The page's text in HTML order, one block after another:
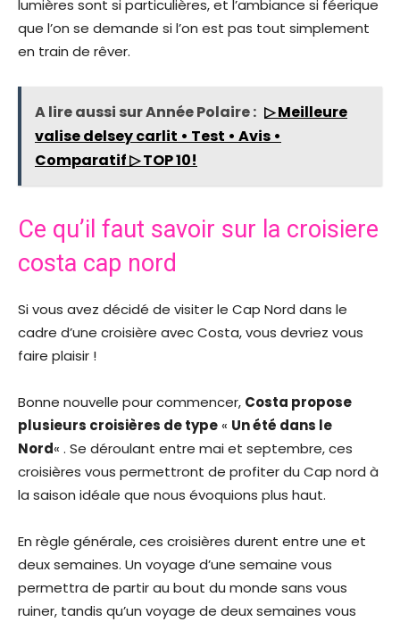
lumières sont si particulières, et l’ambiance si féerique
que l’on se demande si l’on est pas tout simplement
en train de rêver.
A lire aussi sur Année Polaire : ▷ Meilleure
valise delsey carlit • Test • Avis •
Comparatif ▷ TOP 10!
Ce qu’il faut savoir sur la croisiere
costa cap nord
Si vous avez décidé de visiter le Cap Nord dans le
cadre d’une croisière avec Costa, vous devriez vous
faire plaisir !
Bonne nouvelle pour commencer, Costa propose
plusieurs croisières de type« Un été dans le
Nord« . Se déroulant entre mai et septembre, ces
croisières vous permettront de profiter du Cap nord à
la saison idéale que nous évoquions plus haut.
En règle générale, ces croisières durent entre une et
deux semaines. Un voyage d’une semaine vous
permettra de partir au bout du monde sans vous
ruiner, tandis qu’un voyage de deux semaines vous